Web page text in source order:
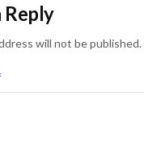
Reply
will not be published.